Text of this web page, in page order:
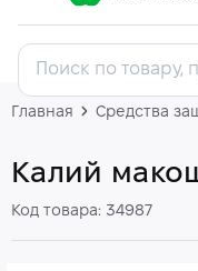
Главная Средства
Калий
Код товара: 34987